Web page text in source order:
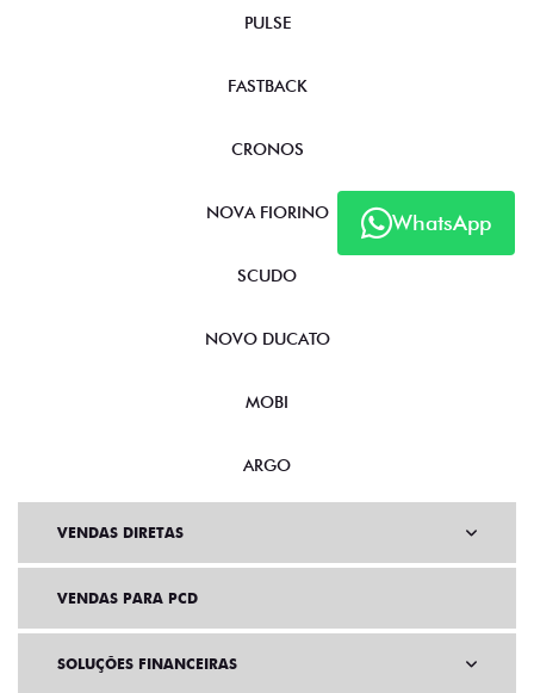
WhatsApp
PULSE
FASTBACK
CRONOS
NOVA FIORINO
SCUDO
NOVO DUCATO
MOBI
ARGO
VENDAS DIRETAS
VENDAS PARA PCD
SOLUÇÕES FINANCEIRAS